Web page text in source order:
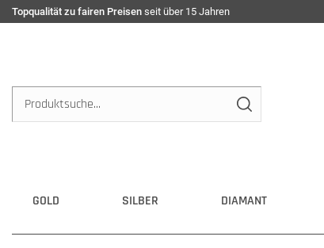
Topqualität zu fairen Preisen seit über 15 Jahren
GOLD SILBER DIAMANT